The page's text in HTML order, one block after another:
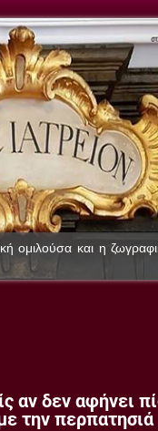
ομιλούσα και η
αν δεν αφήνει
την περπατησιά